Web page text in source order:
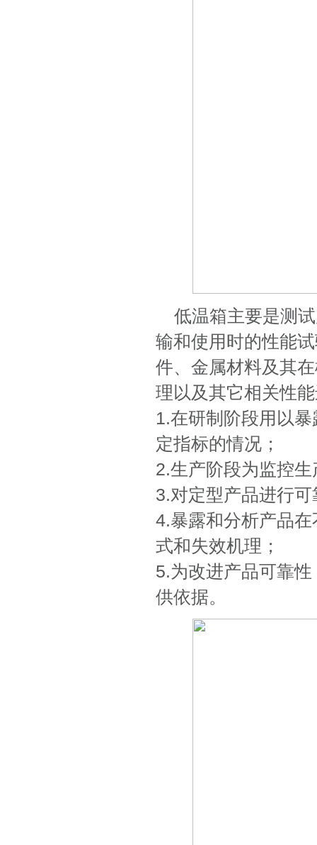
低温箱主要是测
输和使用时的性能
件、金属材料及其
理以及其它相关性
1.在研制阶段用以
定指标的情况；
2.生产阶段为监控
3.对定型产品进行
4.暴露和分析产品
式和失效机理；
5.为改进产品可靠
供依据。